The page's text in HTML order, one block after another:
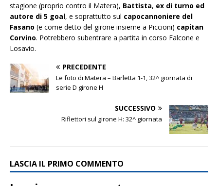
stagione (proprio contro il Matera), Battista, ex di turno ed
autore di 5 goal, e soprattutto sul capocannoniere del
Fasano (e come detto del girone insieme a Piccioni) capitan
Corvino. Potrebbero subentrare a partita in corso Falcone e
Losavio.
PRECEDENTE
Le foto di Matera – Barletta 1-1, 32^ giornata di
serie D girone H
SUCCESSIVO
Riflettori sul girone H: 32^ giornata
LASCIA IL PRIMO COMMENTO